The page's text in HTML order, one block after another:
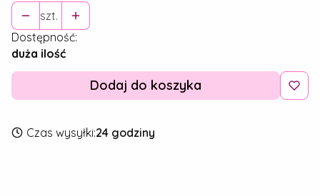
szt.
Dostępność:
duża ilość
Dodaj do koszyka
Czas wysyłki:24 godziny